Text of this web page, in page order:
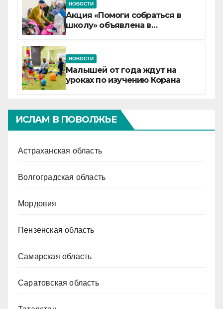
НОВОСТИ
Акция «Помоги собраться в
школу» объявлена в
НОВОСТИ
Малышей от года ждут на
уроках по изучению Корана
ИСЛАМ В ПОВОЛЖЬЕ
Астраханская область
Волгоградская область
Мордовия
Пензенская область
Самарская область
Саратовская область